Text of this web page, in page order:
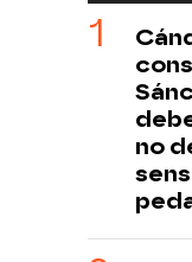
no